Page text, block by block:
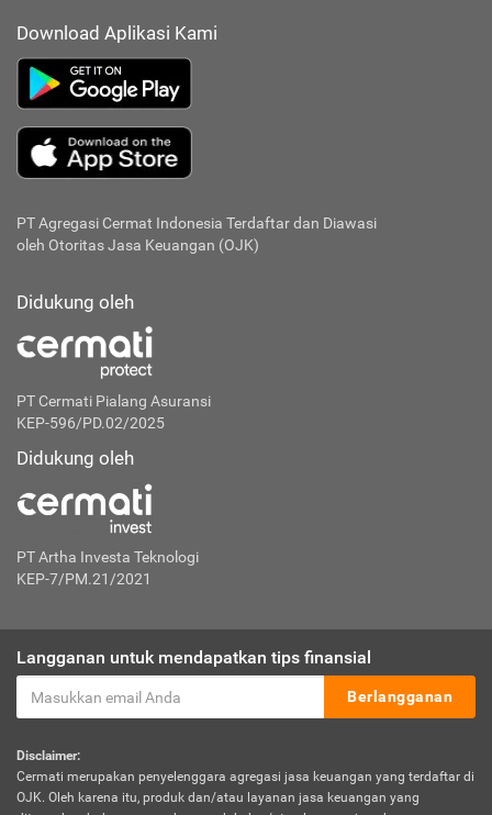
Download Aplikasi Kami
PT Agregasi Cermat Indonesia Terdaftar dan Diawasi
oleh Otoritas Jasa Keuangan (OJK)
Didukung oleh
PT Cermati Pialang Asuransi
KEP-596/PD.02/2025
Didukung oleh
PT Artha Investa Teknologi
KEP-7/PM.21/2021
Langganan untuk mendapatkan tips finansial
Berlangganan
Disclaimer:
Cermati merupakan penyelenggara agregasi jasa keuangan yang terdaftar di
OJK. Oleh karena itu, produk dan/atau layanan jasa keuangan yang